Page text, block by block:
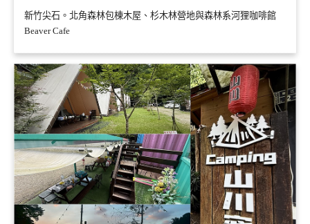
新竹尖石。北角森林包棟木屋、杉木林營地與森林系河狸咖啡館
Beaver Cafe